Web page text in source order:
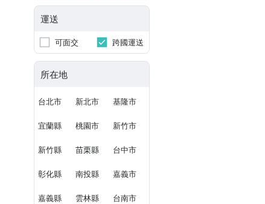
運送
可面交 跨國運送
所在地
台北市 新北市 基隆市
宜蘭縣 桃園市 新竹市
新竹縣 苗栗縣 台中市
彰化縣 南投縣 嘉義市
嘉義縣 雲林縣 台南市